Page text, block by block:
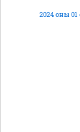
2024 оны